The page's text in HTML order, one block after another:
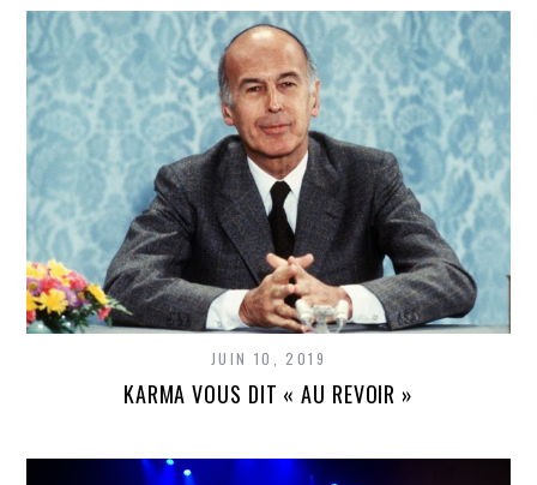
JUIN 10, 2019
KARMA VOUS DIT « AU REVOIR »